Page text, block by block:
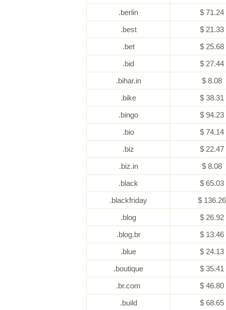
.berlin
$ 71.24
.best
$ 21.33
.bet
$ 25.68
.bid
$ 27.44
.bihar.in
$ 8.08
.bike
$ 38.31
.bingo
$ 94.23
.bio
$ 74.14
.biz
$ 22.47
.biz.in
$ 8.08
.black
$ 65.03
.blackfriday
$ 136.26
.blog
$ 26.92
.blog.br
$ 13.46
.blue
$ 24.13
.boutique
$ 35.41
.br.com
$ 46.80
.build
$ 68.65